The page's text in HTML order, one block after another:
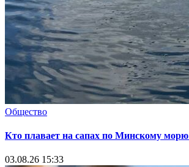
Общество
Кто плавает на сапах по Минскому морю
03.08.26 15:33